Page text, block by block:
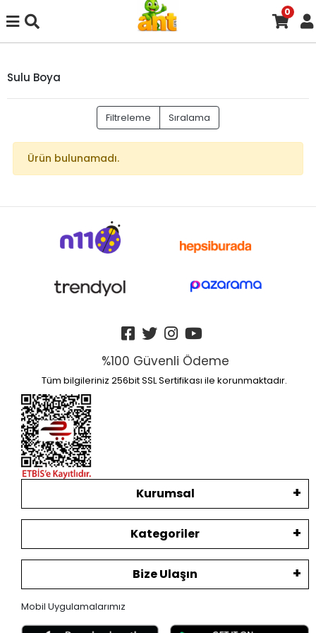
0
Sulu Boya
Filtreleme Sıralama
Ürün bulunamadı.
%100 Güvenli Ödeme
Tüm bilgileriniz 256bit SSL Sertifikası ile korunmaktadır.
Kurumsal
Kategoriler
Bize Ulaşın
Mobil Uygulamalarımız